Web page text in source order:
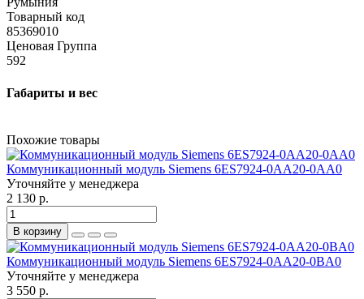
Товарный код
85369010
Ценовая Группа
592
Габариты и вес
Похожие товары
Коммуникационный модуль Siemens 6ES7924-0AA20-0AA0
Уточняйте у менеджера
2 130 р.
В корзину
Коммуникационный модуль Siemens 6ES7924-0AA20-0BA0
Уточняйте у менеджера
3 550 р.